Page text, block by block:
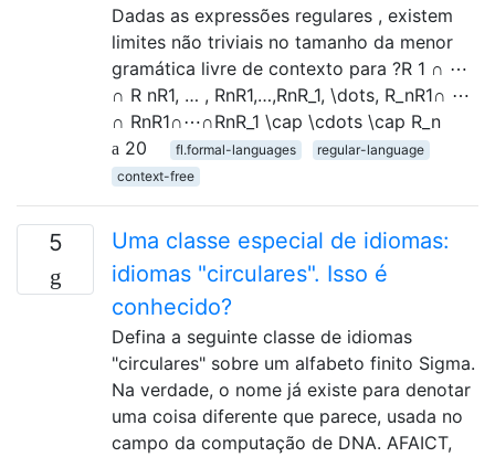
Dadas as expressões regulares , existem
limites não triviais no tamanho da menor
gramática livre de contexto para ?R 1 ∩ ⋯
∩ R nR1, … , RnR1,…,RnR_1, \dots, R_nR1∩ ⋯
∩ RnR1∩⋯∩RnR_1 \cap \cdots \cap R_n
20
fl.formal-languages
regular-language
context-free
5
Uma classe especial de idiomas:
idiomas "circulares". Isso é
conhecido?
Defina a seguinte classe de idiomas
"circulares" sobre um alfabeto finito Sigma.
Na verdade, o nome já existe para denotar
uma coisa diferente que parece, usada no
campo da computação de DNA. AFAICT,